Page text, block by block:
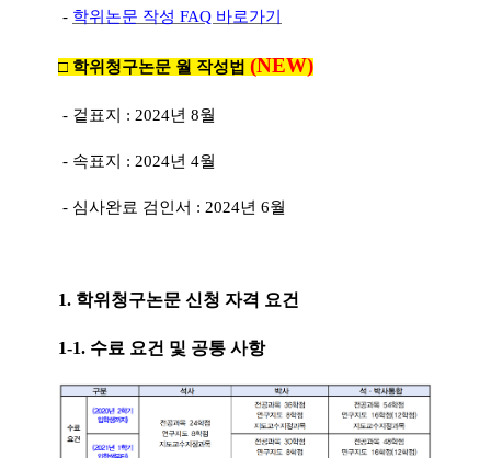
- 학위논문 작성 FAQ 바로가기
□ 학위청구논문 월 작성법 (NEW)
- 겉표지 : 2024년 8월
- 속표지 : 2024년 4월
- 심사완료 검인서 : 2024년 6월
1. 학위청구논문 신청 자격 요건
1-1. 수료 요건 및 공통 사항